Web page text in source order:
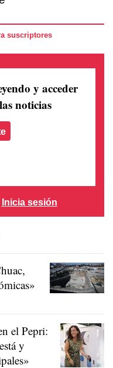
suscriptores
y acceder
noticias
Inicia sesión
el Pepri:
y